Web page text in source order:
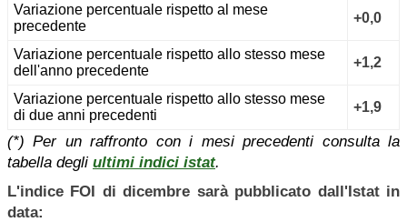
Variazione percentuale rispetto al mese
precedente
+0,0
Variazione percentuale rispetto allo stesso mese
dell'anno precedente
+1,2
Variazione percentuale rispetto allo stesso mese
di due anni precedenti
+1,9
(*) Per un raffronto con i mesi precedenti consulta la
tabella degli ultimi indici istat.
L'indice FOI di dicembre sarà pubblicato dall'Istat in
data: